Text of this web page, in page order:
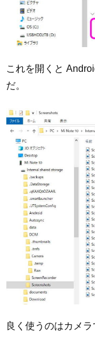
これを開くと
だ。
良く使うのはカメ